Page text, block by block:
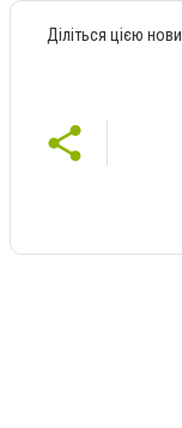
Діліться цією